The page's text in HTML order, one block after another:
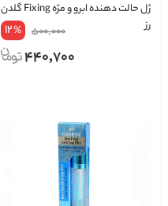
ژل حالت دهنده ابرو و مژه Fixing گلدن
رز
500,000
12%
440,700